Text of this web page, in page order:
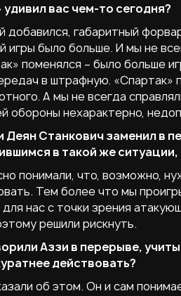
удивил вас чем-то сегодня?
добавился, габаритный
игры было больше. И мы не
поменялся – было больше
в штрафную. «Спартак»
А мы не всегда
обороны нехарактерно,
Деян Станкович заменил в
в такой же
понимали, что, возможно,
Тем более что мы
нас с точки зрения
решили рискнуть.
Аззи в перерыве,
действовать?
об этом. Он и сам